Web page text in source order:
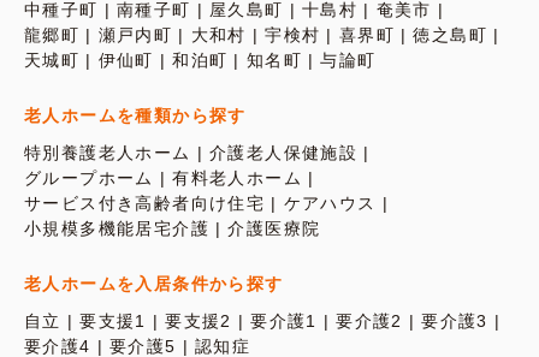
中種子町
南種子町 屋久島町 十島村
奄美市
龍郷町
瀬戸内町 大和村 宇検村 喜界町
徳之島町
天城町
伊仙町 和泊町 知名町 与論町
老人ホームを種類から探す
特別養護老人ホーム
介護老人保健施設
グループホーム
有料老人ホーム
サービス付き高齢者向け住宅
ケアハウス
小規模多機能居宅介護
介護医療院
老人ホームを入居条件から探す
自立
要支援1 要支援2 要介護1 要介護2
要介護3
要介護4
要介護5 認知症